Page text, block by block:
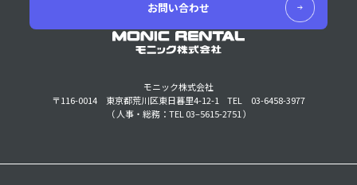
モニック株式会社
〒116-0014 東京都荒川区東日暮里4-12-1
TEL 03-6458-3977
（ 人事・総務：TEL 03–5615-2751 ）
お問い合わせ